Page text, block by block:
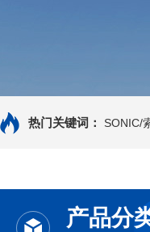
热门关键词： SONIC/
产品分